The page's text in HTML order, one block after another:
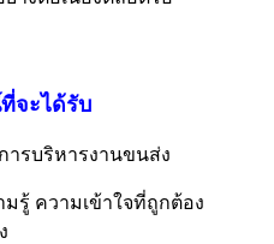
จะได้รับ
รบริหารงานขนส่ง
รู้ ความเข้าใจที่ถูกต้อง